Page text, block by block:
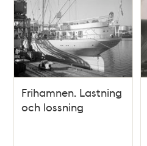
Frihamnen. Lastning
och lossning